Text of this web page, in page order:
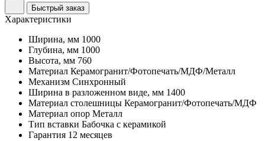
Быстрый заказ
Характеристики
Ширина, мм 1000
Глубина, мм 1000
Высота, мм 760
Материал Керамогранит/Фотопечать/МДФ/Металл
Механизм Синхронный
Ширина в разложенном виде, мм 1400
Материал столешницы Керамогранит/Фотопечать/МДФ
Материал опор Металл
Тип вставки Бабочка с керамикой
Гарантия 12 месяцев